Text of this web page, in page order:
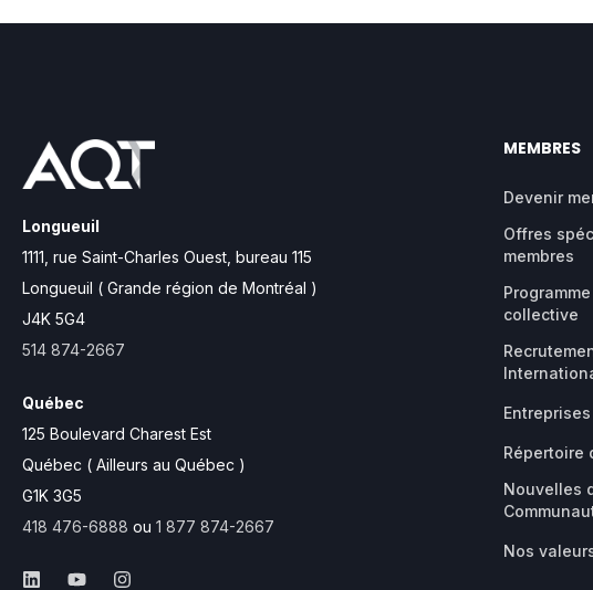
Longueuil
1111, rue Saint-Charles Ouest, bureau 115
Longueuil ( Grande région de Montréal )
J4K 5G4
514 874-2667
Québec
125 Boulevard Charest Est
Québec ( Ailleurs au Québec )
G1K 3G5
418 476-6888 ou 1 877 874-2667
MEMBRES
Devenir
Offres
membres
collective
Répertoire
Nouvelles
Nos